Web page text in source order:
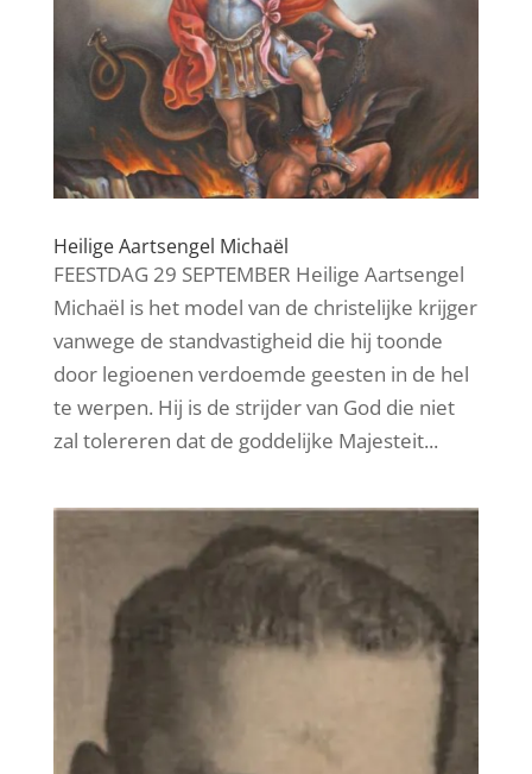
Heilige Aartsengel Michaël
FEESTDAG 29 SEPTEMBER Heilige Aartsengel
Michaël is het model van de christelijke krijger
vanwege de standvastigheid die hij toonde
door legioenen verdoemde geesten in de hel
te werpen. Hij is de strijder van God die niet
zal tolereren dat de goddelijke Majesteit...